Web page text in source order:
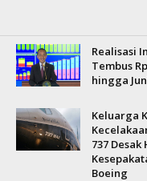
Realisasi
Tembus
hingga
Keluarga
737
Boeing